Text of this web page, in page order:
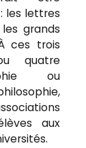
les lettres
grands
ces trois
quatre
ou
aux